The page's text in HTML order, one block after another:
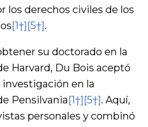
los derechos civiles de los
[1†][5†].
su doctorado en la
Harvard, Du Bois aceptó
en la
Pensilvania[1†][5†]. Aquí,
personales y combinó